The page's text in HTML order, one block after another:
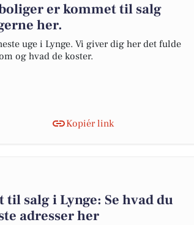
er kommet til salg
her.
uge i Lynge. Vi giver dig her det fulde
og hvad de koster.
Kopiér link
salg i Lynge: Se hvad du
adresser her